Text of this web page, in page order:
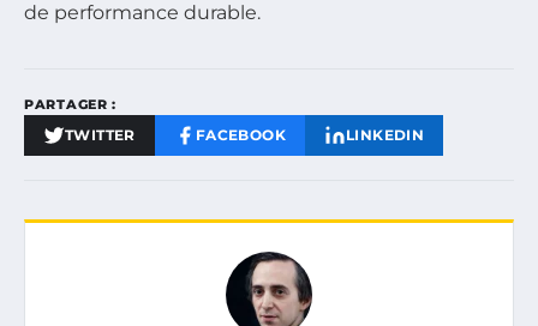
de performance durable.
PARTAGER :
TWITTER FACEBOOK LINKEDIN